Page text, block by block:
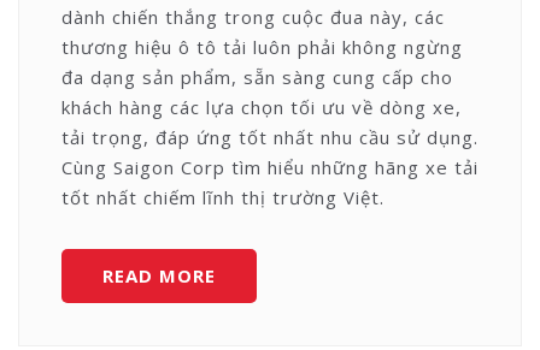
dành chiến thắng trong cuộc đua này, các
thương hiệu ô tô tải luôn phải không ngừng
đa dạng sản phẩm, sẵn sàng cung cấp cho
khách hàng các lựa chọn tối ưu về dòng xe,
tải trọng, đáp ứng tốt nhất nhu cầu sử dụng.
Cùng Saigon Corp tìm hiểu những hãng xe tải
tốt nhất chiếm lĩnh thị trường Việt.
READ MORE
XE